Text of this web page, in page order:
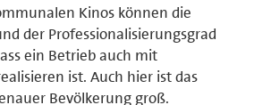
Kinos können die
der Professionalisierungsgrad
ein Betrieb auch mit
ist. Auch hier ist das
Bevölkerung groß.